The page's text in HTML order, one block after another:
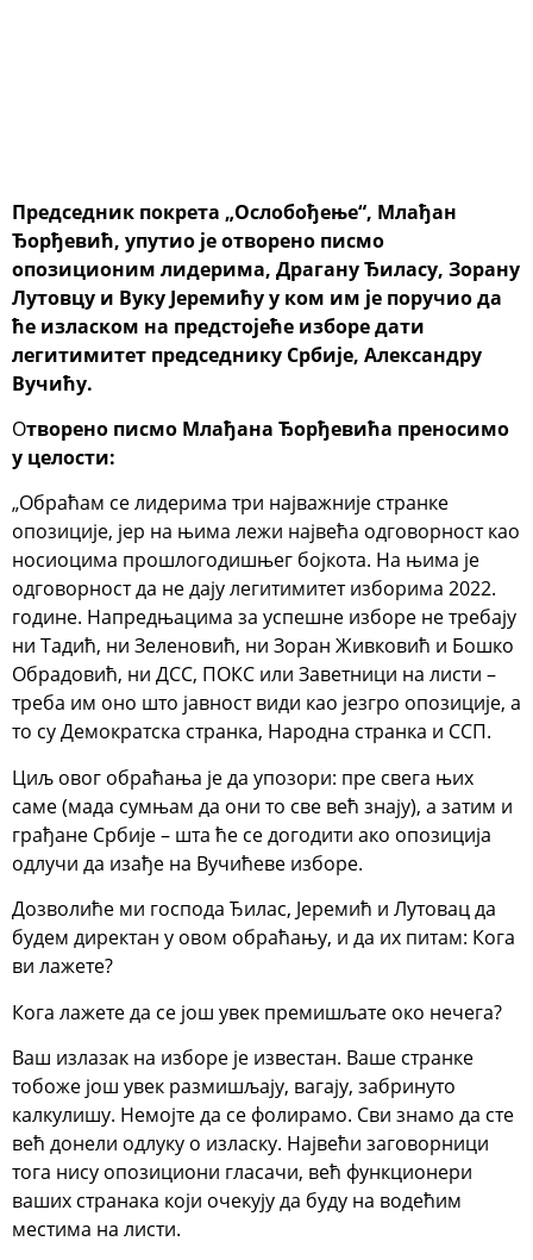
Председник покрета „Ослобођење“, Млађан
Ђорђевић, упутио је отворено писмо
опозиционим лидерима, Драгану Ђиласу, Зорану
Лутовцу и Вуку Јеремићу у ком им је поручио да
ће изласком на предстојеће изборе дати
легитимитет председнику Србије, Александру
Вучићу.
Отворено писмо Млађана Ђорђевића преносимо
у целости:
„Обраћам се лидерима три најважније странке
опозиције, јер на њима лежи највећа одговорност као
носиоцима прошлогодишњег бојкота. На њима је
одговорност да не дају легитимитет изборима 2022.
године. Напредњацима за успешне изборе не требају
ни Тадић, ни Зеленовић, ни Зоран Живковић и Бошко
Обрадовић, ни ДСС, ПОКС или Заветници на листи –
треба им оно што јавност види као језгро опозиције, а
то су Демократска странка, Народна странка и ССП.
Циљ овог обраћања је да упозори: пре свега њих
саме (мада сумњам да они то све већ знају), а затим и
грађане Србије – шта ће се догодити ако опозиција
одлучи да изађе на Вучићеве изборе.
Дозволиће ми господа Ђилас, Јеремић и Лутовац да
будем директан у овом обраћању, и да их питам: Кога
ви лажете?
Кога лажете да се још увек премишљате око нечега?
Ваш излазак на изборе је известан. Ваше странке
тобоже још увек размишљају, вагају, забринуто
калкулишу. Немојте да се фолирамо. Сви знамо да сте
већ донели одлуку о изласку. Највећи заговорници
тога нису опозициони гласачи, већ функционери
ваших странака који очекују да буду на водећим
местима на листи.